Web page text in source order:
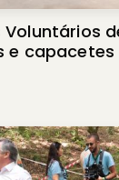
Voluntários
e capacetes